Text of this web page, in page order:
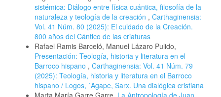
sistémica: Diálogo entre física cuántica, filosofía de la
naturaleza y teología de la creación , Carthaginensia:
Vol. 41 Núm. 80 (2025): El cuidado de la Creación.
800 años del Cántico de las criaturas
Rafael Ramis Barceló, Manuel Lázaro Pulido,
Presentación: Teología, historia y literatura en el
Barroco hispano , Carthaginensia: Vol. 41 Núm. 79
(2025): Teología, historia y literatura en el Barroco
hispano / Logos, ´Agape, Sarx. Una dialógica cristiana